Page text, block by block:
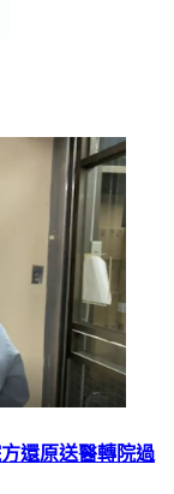
還原送醫轉院過